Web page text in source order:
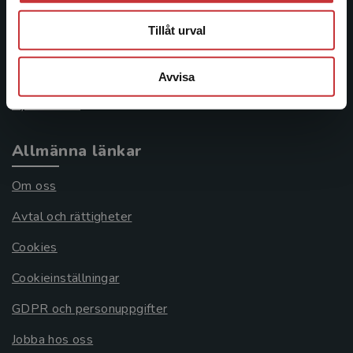
Tillåt urval
Avvisa
046-31 21 00
Frågor och svar
Systemkrav
Allmänna länkar
Om oss
Avtal och rättigheter
Cookies
Cookieinställningar
GDPR och personuppgifter
Jobba hos oss